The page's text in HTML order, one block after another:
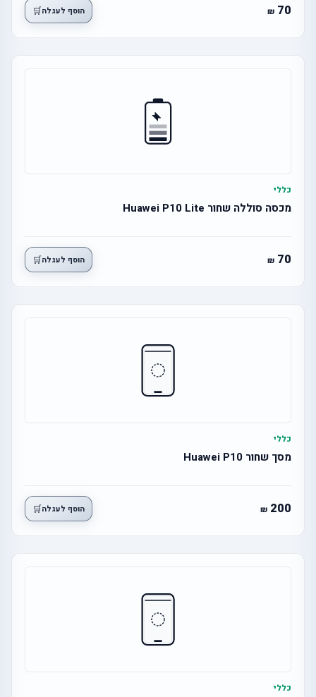
70 הוסף לעגלה🛒
כללי
מכסה סוללה שחור Huawei P10 Lite
70 הוסף לעגלה🛒
כללי
מסך שחור Huawei P10
200 הוסף לעגלה🛒
כללי